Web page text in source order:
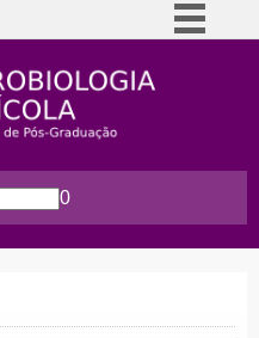
Comunica BR
Participe
Acesso à informação
Legislação
Canais
0